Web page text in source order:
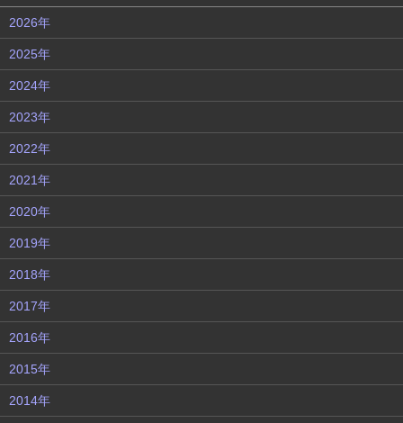
2026年
2025年
2024年
2023年
2022年
2021年
2020年
2019年
2018年
2017年
2016年
2015年
2014年